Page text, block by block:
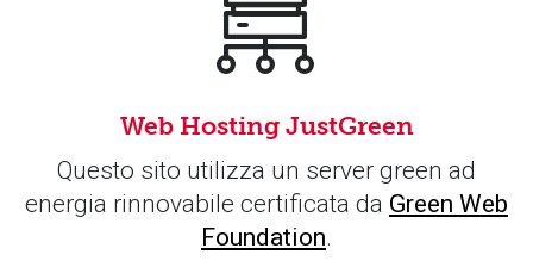
Web Hosting JustGreen
Questo sito utilizza un server green ad
energia rinnovabile certificata da Green Web
Foundation.